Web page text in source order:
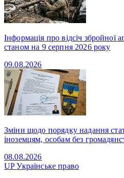
Інформація про відсіч збройної
станом на 9 серпня 2026 року
09.08.2026
Зміни щодо порядку надання
іноземцям, особам без
08.08.2026
UPУкраїнське право